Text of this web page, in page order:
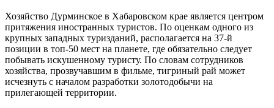
Хозяйство Дурминское в Хабаровском крае является центром
притяжения иностранных туристов. По оценкам одного из
крупных западных туризданий, располагается на 37-й
позиции в топ-50 мест на планете, где обязательно следует
побывать искушенному туристу. По словам сотрудников
хозяйства, прозвучавшим в фильме, тигриный рай может
исчезнуть с началом разработки золотодобычи на
прилегающей территории.